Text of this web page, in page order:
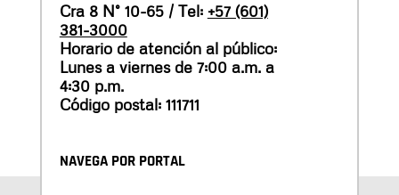
Cra 8 N° 10-65 / Tel: +57 (601)
381-3000
Horario de atención al público:
Lunes a viernes de 7:00 a.m. a
4:30 p.m.
Código postal: 111711
NAVEGA POR PORTAL